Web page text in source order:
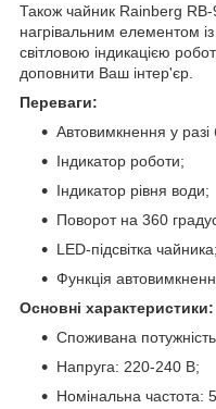
Також чайник Rainberg
нагрівальним елементом із
світловою індикацією
доповнити Ваш інтер'єр.
Переваги:
Автовимкнення у разі
Індикатор роботи;
Індикатор рівня води;
Поворот на 360
LED-підсвітка чайника;
Функція
Основні характеристики:
Споживана
Напруга: 220-240 В;
Номінальна частота: